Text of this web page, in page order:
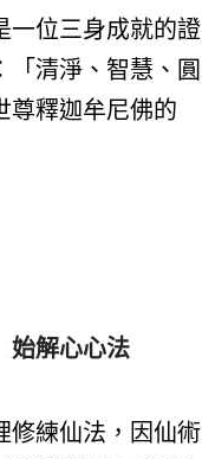
一位三身成就的證
清淨、智慧、圓
尊釋迦牟尼佛的
始解心心法
修練仙法，因仙術